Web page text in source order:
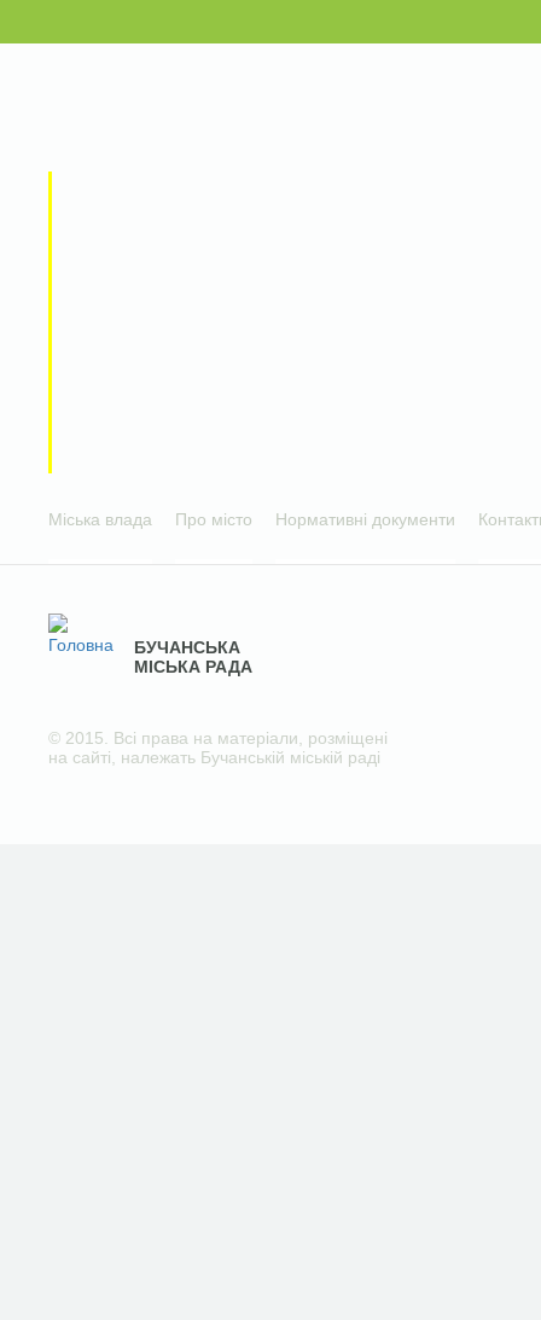
Міська влада Про місто Нормативні документи
БУЧАНСЬКА
МІСЬКА РАДА
© 2015. Всі права на матеріали, розміщені
на сайті, належать Бучанській міській раді